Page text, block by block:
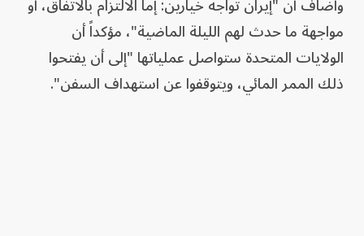
مواجهة ما حدث لهم الليلة الماضية"، مؤكداً أن
الولايات المتحدة ستواصل عملياتها "إلى أن يفتحوا
ذلك الممر المائي، ويتوقفوا عن استهداف السفن".